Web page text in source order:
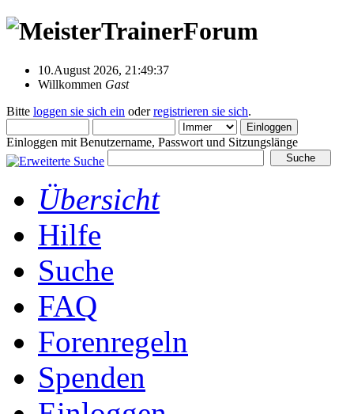
10.August 2026, 21:49:37
Willkommen Gast
Bitte loggen sie sich ein oderregistrieren sie sich.
Einloggen mit Benutzername, Passwort und Sitzungslänge
Übersicht
Hilfe
Suche
FAQ
Forenregeln
Spenden